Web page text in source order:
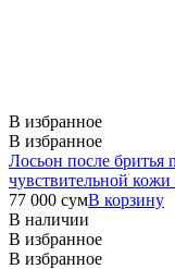
В избранное
В избранное
Лосьон после
чувствительной
77 000 сумВ корзину
В наличии
В избранное
В избранное